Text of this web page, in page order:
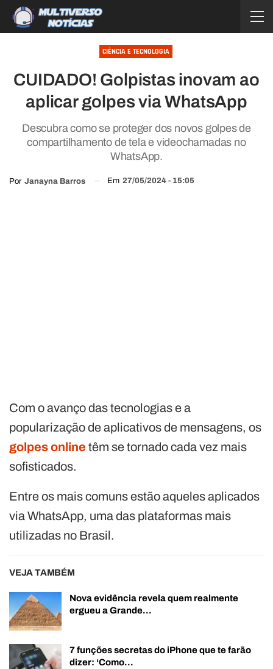
CIÊNCIA E TECNOLOGIA
CUIDADO! Golpistas inovam ao
aplicar golpes via WhatsApp
Descubra como se proteger dos novos golpes de
compartilhamento de tela e videochamadas no
WhatsApp.
Por Janayna Barros Em 27/05/2024 - 15:05
Com o avanço das tecnologias e a
popularização de aplicativos de mensagens, os
golpes online têm se tornado cada vez mais
sofisticados.
Entre os mais comuns estão aqueles aplicados
via WhatsApp, uma das plataformas mais
utilizadas no Brasil.
VEJA TAMBÉM
Nova evidência revela quem realmente
ergueu a Grande…
7 funções secretas do iPhone que te farão
dizer: ‘Como…